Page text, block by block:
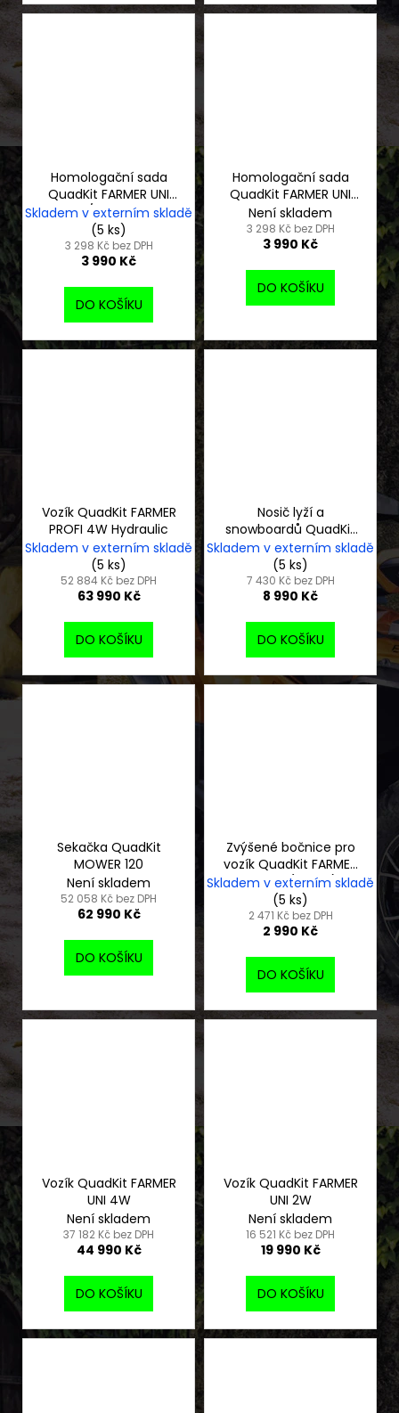
Homologační sada
QuadKit FARMER UNI
4W/PROFI 4W
Skladem v externím skladě
(5 ks)
3 298 Kč bez DPH
3 990 Kč
DO KOŠÍKU
Homologační sada
QuadKit FARMER UNI
2W
Není skladem
3 298 Kč bez DPH
3 990 Kč
DO KOŠÍKU
Vozík QuadKit FARMER
PROFI 4W Hydraulic
Skladem v externím skladě
(5 ks)
52 884 Kč bez DPH
63 990 Kč
DO KOŠÍKU
Nosič lyží a
snowboardů QuadKit
BuzzRack Ski
Skladem v externím skladě
(5 ks)
7 430 Kč bez DPH
8 990 Kč
DO KOŠÍKU
Sekačka QuadKit
MOWER 120
Není skladem
52 058 Kč bez DPH
62 990 Kč
DO KOŠÍKU
Zvýšené bočnice pro
vozík QuadKit FARMER
UNI 2W (50cm)
Skladem v externím skladě
(5 ks)
2 471 Kč bez DPH
2 990 Kč
DO KOŠÍKU
Vozík QuadKit FARMER
UNI 4W
Není skladem
37 182 Kč bez DPH
44 990 Kč
DO KOŠÍKU
Vozík QuadKit FARMER
UNI 2W
Není skladem
16 521 Kč bez DPH
19 990 Kč
DO KOŠÍKU